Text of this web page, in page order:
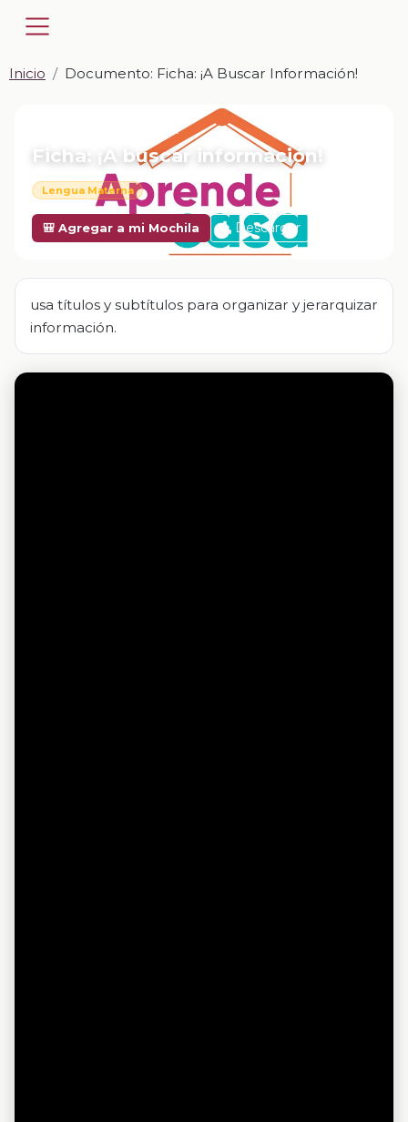
Inicio Documento: Ficha: ¡A Buscar Información!
📎 DOCUMENTO · DOCX
Ficha: ¡A buscar información!
Lengua Materna
🎒 Agregar a mi Mochila Descargar
usa títulos y subtítulos para organizar y jerarquizar
información.